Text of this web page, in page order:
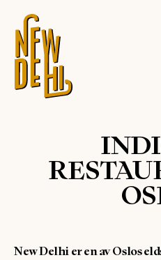
New Delhi er en av Oslos